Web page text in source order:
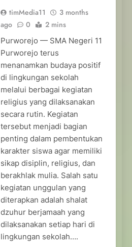
timMedia11
3 months
ago
0 2 mins
Purworejo — SMA Negeri 11
Purworejo terus
menanamkan budaya positif
di lingkungan sekolah
melalui berbagai kegiatan
religius yang dilaksanakan
secara rutin. Kegiatan
tersebut menjadi bagian
penting dalam pembentukan
karakter siswa agar memiliki
sikap disiplin, religius, dan
berakhlak mulia. Salah satu
kegiatan unggulan yang
diterapkan adalah shalat
dzuhur berjamaah yang
dilaksanakan setiap hari di
lingkungan sekolah….